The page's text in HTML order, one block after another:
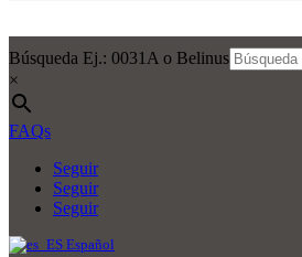
Búsqueda Ej.: 0031A o Belinus
×
FAQs
Seguir
Seguir
Seguir
Español